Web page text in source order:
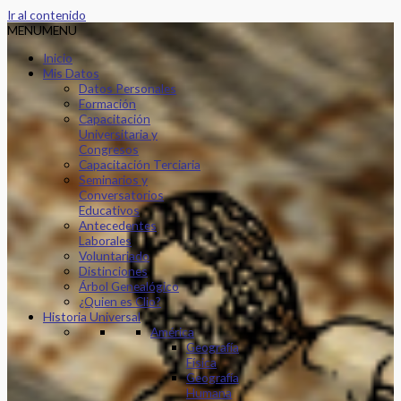
Ir al contenido
MENUMENU
Inicio
Mis Datos
Datos Personales
Formación
Capacitación
Universitaria y
Congresos
Capacitación Terciaria
Seminarios y
Conversatorios
Educativos
Antecedentes
Laborales
Voluntariado
Distinciones
Árbol Genealógico
¿Quien es Clio?
Historia Universal
América
Geografía
Física
Geografía
Humana